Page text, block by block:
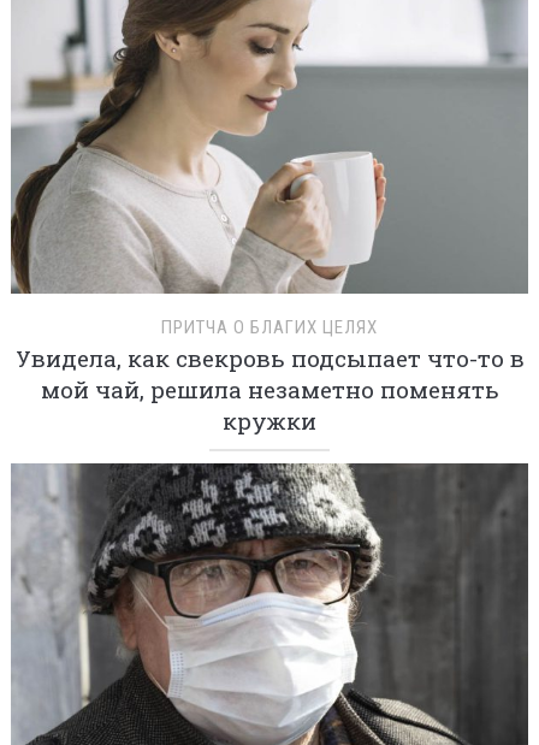
ПРИТЧА О БЛАГИХ ЦЕЛЯХ
Увидела, как свекровь подсыпает что-то в
мой чай, решила незаметно поменять
кружки